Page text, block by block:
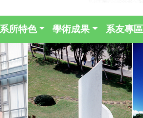
系所特色 學術成果 系友專區